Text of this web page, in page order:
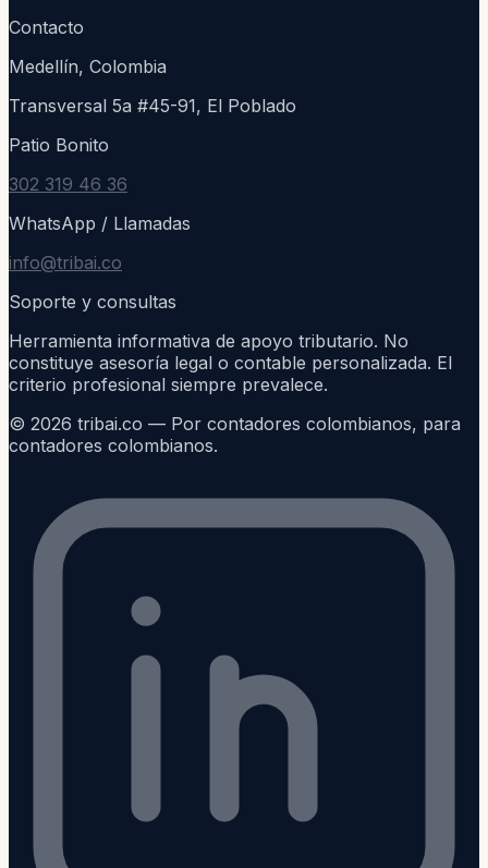
Contacto
Medellín, Colombia
Transversal 5a #45-91, El Poblado
Patio Bonito
302 319 46 36
WhatsApp / Llamadas
info@tribai.co
Soporte y consultas
Herramienta informativa de apoyo tributario. No
constituye asesoría legal o contable personalizada. El
criterio profesional siempre prevalece.
© 2026 tribai.co — Por contadores colombianos, para
contadores colombianos.